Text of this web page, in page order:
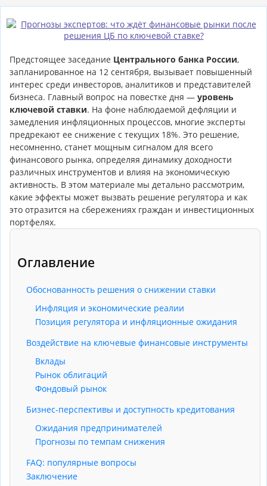
Предстоящее заседание Центрального банка России,
запланированное на 12 сентября, вызывает повышенный
интерес среди инвесторов, аналитиков и представителей
бизнеса. Главный вопрос на повестке дня — уровень
ключевой ставки. На фоне наблюдаемой дефляции и
замедления инфляционных процессов, многие эксперты
предрекают ее снижение с текущих 18%. Это решение,
несомненно, станет мощным сигналом для всего
финансового рынка, определяя динамику доходности
различных инструментов и влияя на экономическую
активность. В этом материале мы детально рассмотрим,
какие эффекты может вызвать решение регулятора и как
это отразится на сбережениях граждан и инвестиционных
портфелях.
Оглавление
Обоснованность решения о снижении ставки
Инфляция и экономические реалии
Позиция регулятора и инфляционные ожидания
Воздействие на ключевые финансовые инструменты
Вклады
Рынок облигаций
Фондовый рынок
Бизнес-перспективы и доступность кредитования
Ожидания предпринимателей
Прогнозы по темпам снижения
FAQ: популярные вопросы
Заключение